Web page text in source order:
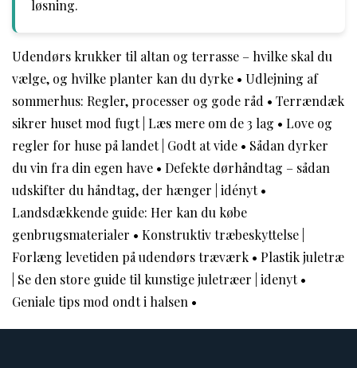
løsning.
Udendørs krukker til altan og terrasse – hvilke skal du
vælge, og hvilke planter kan du dyrke • Udlejning af
sommerhus: Regler, processer og gode råd • Terrændæk
sikrer huset mod fugt | Læs mere om de 3 lag • Love og
regler for huse på landet | Godt at vide • Sådan dyrker
du vin fra din egen have • Defekte dørhåndtag – sådan
udskifter du håndtag, der hænger | idényt•
Landsdækkende guide: Her kan du købe
genbrugsmaterialer • Konstruktiv træbeskyttelse |
Forlæng levetiden på udendørs træværk • Plastik juletræ
| Se den store guide til kunstige juletræer | idenyt•
Geniale tips mod ondt i halsen •